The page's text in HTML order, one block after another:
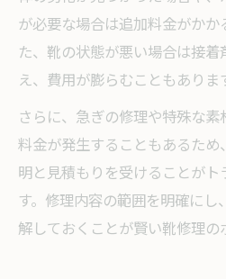
が必要な場合は追加料金がかか
た、靴の状態が悪い場合は接
え、費用が膨らむこともありま
さらに、急ぎの修理や特殊な
料金が発生することもあるた
明と見積もりを受けることが
す。修理内容の範囲を明確に
解しておくことが賢い靴修理の